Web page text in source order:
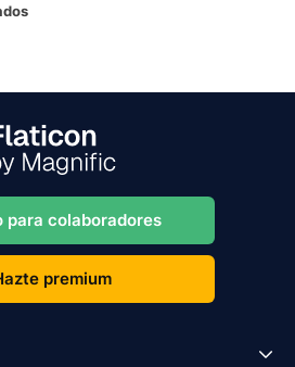
para colaboradores
premium